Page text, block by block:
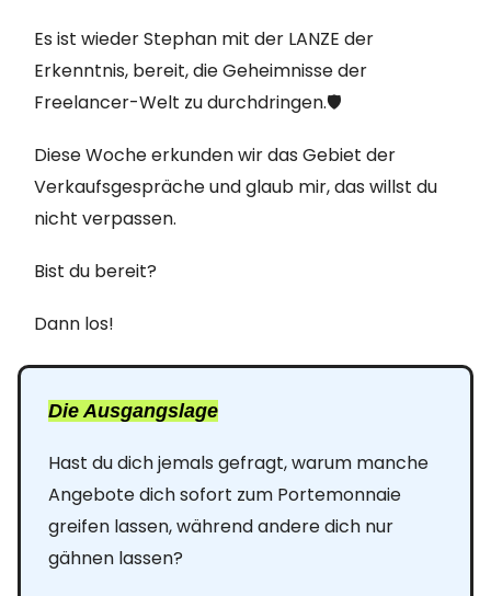
Es ist wieder Stephan mit der LANZE der
Erkenntnis, bereit, die Geheimnisse der
Freelancer-Welt zu durchdringen.🛡️
Diese Woche erkunden wir das Gebiet der
Verkaufsgespräche und glaub mir, das willst du
nicht verpassen.
Bist du bereit?
Dann los!
Die Ausgangslage
Hast du dich jemals gefragt, warum manche
Angebote dich sofort zum Portemonnaie
greifen lassen, während andere dich nur
gähnen lassen?